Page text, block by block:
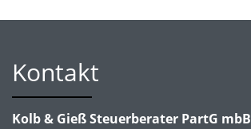
Kontakt
Kolb & Gieß Steuerberater PartG mbB